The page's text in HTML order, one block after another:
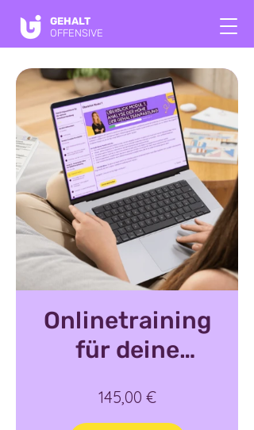
GEHALT
OFFENSIVE
Onlinetraining
für deine
dlung
145,00 €